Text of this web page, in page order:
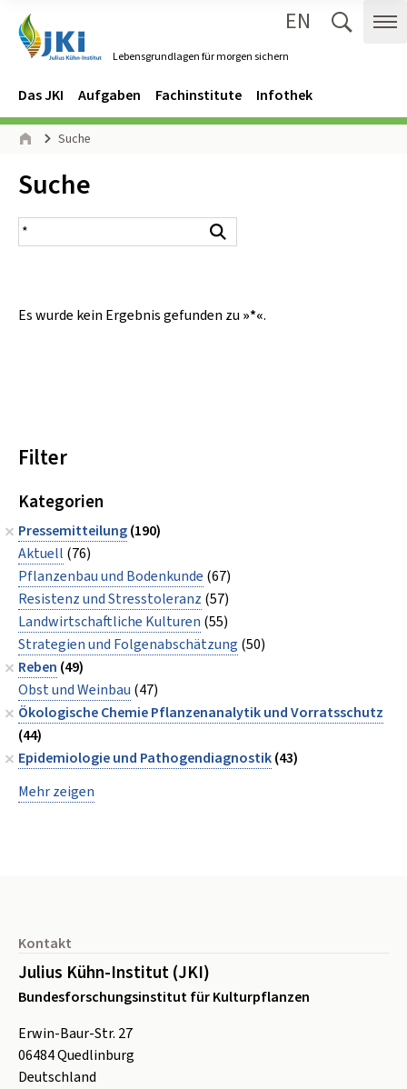
Lebensgrundlagen für morgen sichern
EN
Navigation
Hauptmenü
Das JKI Aufgaben Fachinstitute Infothek
Seitenpfad
Suche
Inhalt:
Suche
Suchergebnis
Es wurde kein Ergebnis gefunden zu »*«.
Filter
Kategorien
Pressemitteilung(190)
Aktuell (76)
Pflanzenbau und Bodenkunde (67)
Resistenz und Stresstoleranz (57)
Landwirtschaftliche Kulturen (55)
Strategien und Folgenabschätzung (50)
Reben (49)
Obst und Weinbau (47)
Ökologische Chemie Pflanzenanalytik und Vorratsschutz
(44)
Epidemiologie und Pathogendiagnostik(43)
Mehr zeigen
Kontakt
Julius Kühn-Institut (JKI)
Bundesforschungsinstitut für Kulturpflanzen
Erwin-Baur-Str. 27
06484Quedlinburg
Deutschland